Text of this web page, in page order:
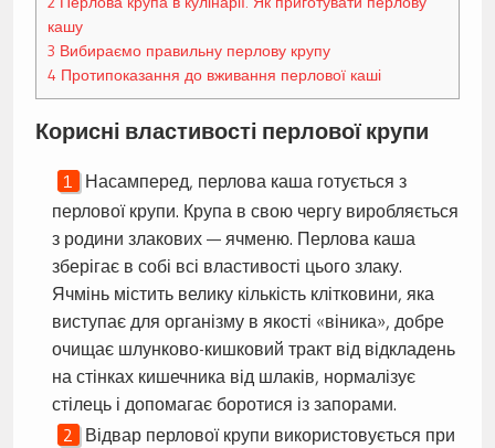
кашу
3 Вибираємо правильну перлову крупу
4 Протипоказання до вживання перлової каші
Корисні властивості перлової крупи
Насамперед, перлова каша готується з
перлової крупи. Крупа в свою чергу виробляється
з родини злакових — ячменю. Перлова каша
зберігає в собі всі властивості цього злаку.
Ячмінь містить велику кількість клітковини, яка
виступає для організму в якості «віника», добре
очищає шлунково-кишковий тракт від відкладень
на стінках кишечника від шлаків, нормалізує
стілець і допомагає боротися із запорами.
Відвар перлової крупи використовується при